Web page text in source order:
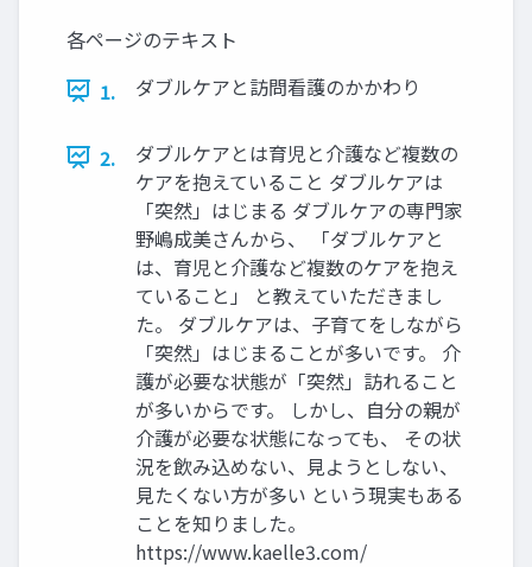
各ページのテキスト
1.
ダブルケアと訪問看護のかかわり
2.
ダブルケアとは育児と介護など複数の
ケアを抱えていること ダブルケアは
「突然」はじまる ダブルケアの専門家
野嶋成美さんから、 「ダブルケアと
は、育児と介護など複数のケアを抱え
ていること」 と教えていただきまし
た。 ダブルケアは、子育てをしながら
「突然」はじまることが多いです。 介
護が必要な状態が「突然」訪れること
が多いからです。 しかし、自分の親が
介護が必要な状態になっても、 その状
況を飲み込めない、見ようとしない、
見たくない方が多い という現実もある
ことを知りました。
https://www.kaelle3.com/